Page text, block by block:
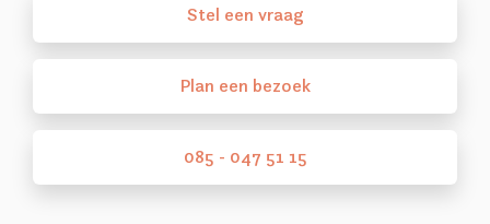
Stel een vraag
Plan een bezoek
085 - 047 51 15